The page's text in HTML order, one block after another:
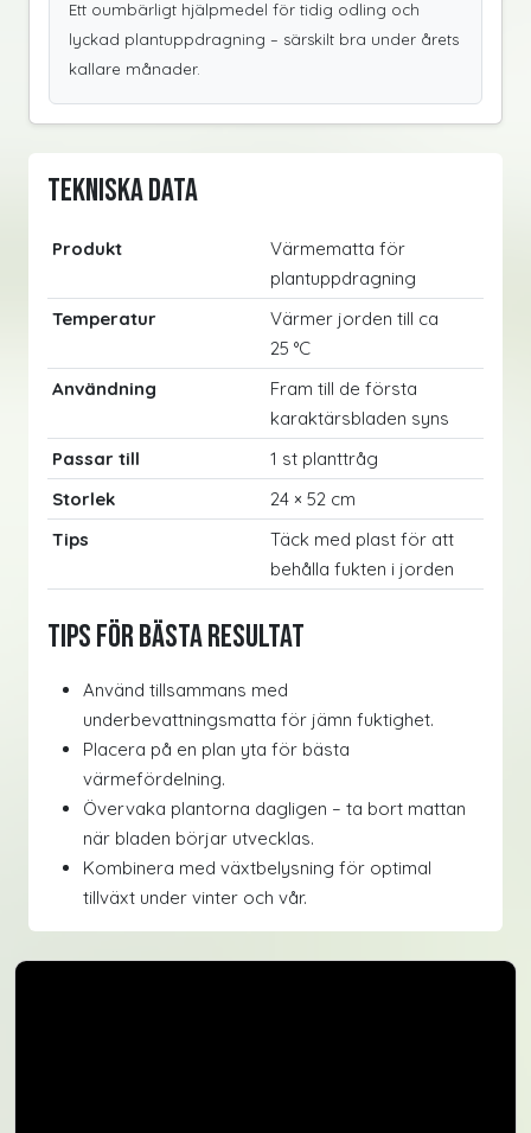
Ett oumbärligt hjälpmedel för tidig odling och
lyckad plantuppdragning – särskilt bra under årets
kallare månader.
Tekniska data
Produkt
Värmematta för
plantuppdragning
Temperatur
Värmer jorden till ca
25 °C
Användning
Fram till de första
karaktärsbladen syns
Passar till
1 st planttråg
Storlek
24 × 52 cm
Tips
Täck med plast för att
behålla fukten i jorden
Tips för bästa resultat
Använd tillsammans med
underbevattningsmatta för jämn fuktighet.
Placera på en plan yta för bästa
värmefördelning.
Övervaka plantorna dagligen – ta bort mattan
när bladen börjar utvecklas.
Kombinera med växtbelysning för optimal
tillväxt under vinter och vår.